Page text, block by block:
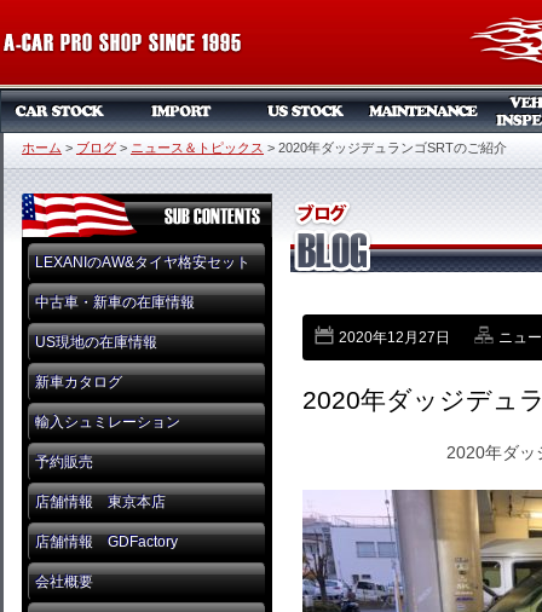
ホーム > ブログ > ニュース＆トピックス > 2020年ダッジデュランゴSRTのご紹介
LEXANIのAW&タイヤ格安セット
中古車・新車の在庫情報
US現地の在庫情報
新車カタログ
輸入シュミレーション
予約販売
店舗情報 東京本店
店舗情報 GDFactory
会社概要
2020年12月27日 ニュ
2020年ダッジデュ
2020年ダッ